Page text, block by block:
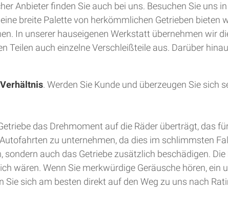
Anbieter finden Sie auch bei uns. Besuchen Sie uns
breite Palette von herkömmlichen Getrieben bieten
In unserer hauseigenen Werkstatt übernehmen wir
Teilen auch einzelne Verschleißteile aus. Darüber
. Werden Sie Kunde und überzeugen Sie sich
das Drehmoment auf die Räder überträgt, das
zu unternehmen, da dies im schlimmsten
auch das Getriebe zusätzlich beschädigen. Die
wären. Wenn Sie merkwürdige Geräusche hören, ein
sich am besten direkt auf den Weg zu uns nach